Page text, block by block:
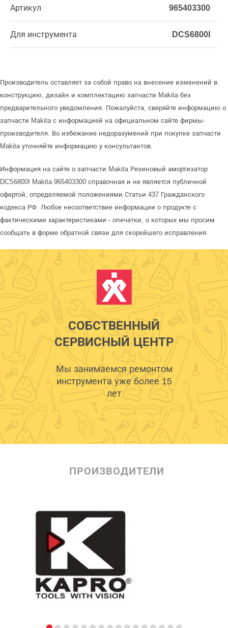
Артикул 965403300
Для инструмента DCS6800I
Производитель оставляет за собой право на внесение изменений в
конструкцию, дизайн и комплектацию запчасти Makita без
предварительного уведомления. Пожалуйста, сверяйте информацию о
запчасти Makita с информацией на официальном сайте фирмы-
производителя. Во избежание недоразумений при покупке запчасти
Makita уточняйте информацию у консультантов.
Информация на сайте о запчасти Makita Резиновый амортизатор
DCS6800I Makita 965403300 справочная и не является публичной
офертой, определяемой положениями Статьи 437 Гражданского
кодекса РФ. Любое несоответствие информации о продукте с
фактическими характеристиками - опечатки, о которых мы просим
сообщать в форме обратной связи для скорейшего исправления.
СОБСТВЕННЫЙ
СЕРВИСНЫЙ ЦЕНТР
Мы занимаемся ремонтом
инструмента уже более 15
лет
ПРОИЗВОДИТЕЛИ